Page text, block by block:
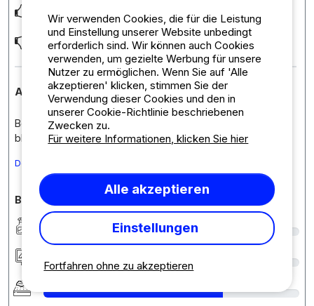
Heel oneffen ondergrond voor plaatsen voortent
Antwort des Betriebs
Beste Carlo Coolsaet, Bedankt voor uw feedback! We zijn
blij dat u tevreden was over de netheid en ... Mehr lesen
Den Kommentar in Deutsch übersetzen
Bewertungen des Campingplatzes im Detail
Sauberkeit
Fortfahren ohne zu akzeptieren
Wir verwenden Cookies, die für die Leistung
und Einstellung unserer Website unbedingt
erforderlich sind. Wir können auch Cookies
verwenden, um gezielte Werbung für unsere
Nutzer zu ermöglichen. Wenn Sie auf 'Alle
akzeptieren' klicken, stimmen Sie der
Verwendung dieser Cookies und den in
unserer Cookie-Richtlinie beschriebenen
Zwecken zu.
Für weitere Informationen, klicken Sie hier
Alle akzeptieren
Einstellungen